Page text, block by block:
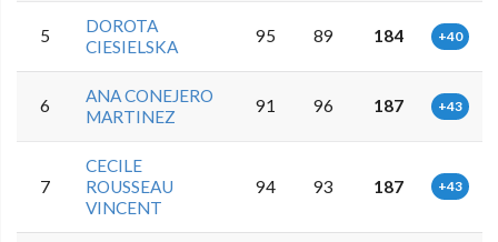
5
DOROTA
CIESIELSKA
95 89 184 +40
6
ANA CONEJERO
MARTINEZ
91 96 187 +43
7
CECILE
ROUSSEAU
VINCENT
94 93 187 +43